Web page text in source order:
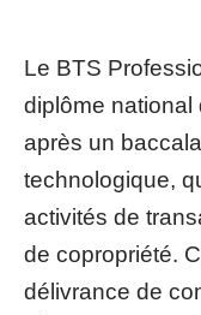
Le BTS
diplôme
après un
technologique,
activités de
de copropriété.
délivrance de